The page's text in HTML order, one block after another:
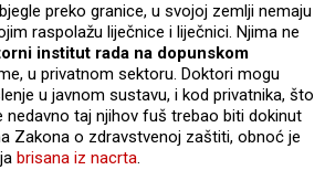
preko granice, u svojoj zemlji nemaju
raspolažu liječnice i liječnici. Njima ne
institut rada na dopunskom
u privatnom sektoru. Doktori mogu
u javnom sustavu, i kod privatnika, što
nedavno taj njihov fuš trebao biti dokinut
Zakona o zdravstvenoj zaštiti, obnoć je
brisana iz nacrta.